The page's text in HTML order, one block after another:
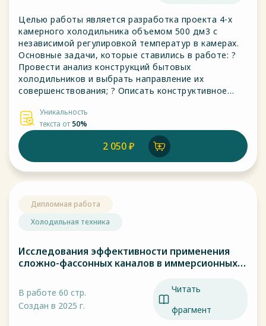
Целью работы является разработка проекта 4-х
камерного холодильника объемом 500 дм3 с
независимой регулировкой температур в камерах.
Основные задачи, которые ставились в работе: ?
Провести анализ конструкций бытовых
холодильников и выбрать направление их
совершенствования; ? Описать конструктивное
независимой регулировкой температуры в камерах;
? Выполнить тепловой расчет шкафа 4-х камерного
холодильника;
Уникальность
текста от 50%
2 050 ₽
Дипломная работа
Холодильная техника
Исследования эффективности применения
сложно-фассонных каналов в иммерсионных
В работе 60 стр.
Создан в 2025 г.
Читать
фрагмент